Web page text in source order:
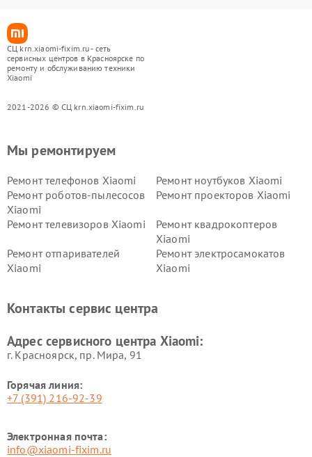
СЦ krn.xiaomi-fixim.ru - сеть
сервисных центров в Красноярске по
ремонту и обслуживанию техники
Xiaomi
2021-2026 © СЦ krn.xiaomi-fixim.ru
Мы ремонтируем
Ремонт телефонов Xiaomi
Ремонт ноутбуков Xiaomi
Ремонт роботов-пылесосов
Xiaomi
Ремонт проекторов Xiaomi
Ремонт телевизоров Xiaomi
Ремонт квадрокоптеров
Xiaomi
Ремонт отпаривателей
Xiaomi
Ремонт электросамокатов
Xiaomi
Ремонт стиральных машин
Ремонт смарт-часов Xiaomi
Контакты сервис центра
Адрес сервисного центра Xiaomi:
г. Красноярск, ​пр. Мира, 91
Горячая линия:
+7 (391) 216-92-39
Электронная почта:
info@xiaomi-fixim.ru